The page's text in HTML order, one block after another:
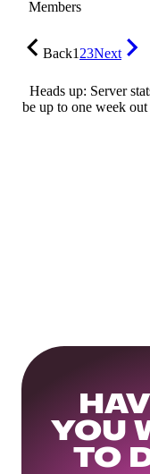
Members
Back123Next
Heads up: Server
be up to one week
YOU
TO